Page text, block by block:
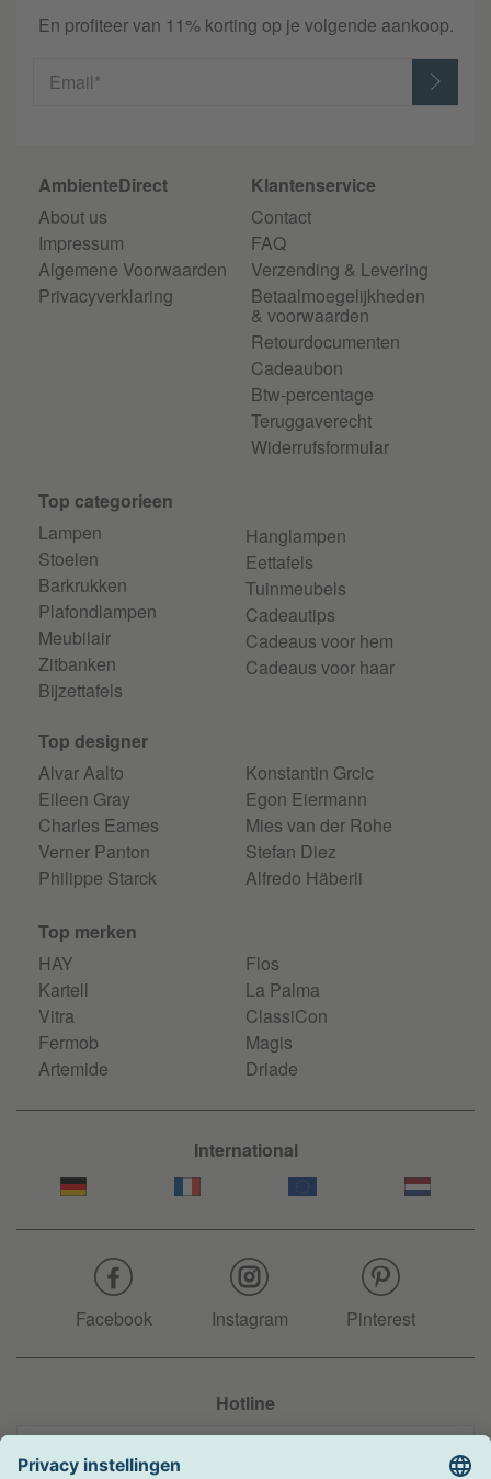
En profiteer van 11% korting op je volgende aankoop.
Email*
AmbienteDirect
About us
Impressum
Algemene Voorwaarden
Privacyverklaring
Klantenservice
Contact
FAQ
Verzending & Levering
Betaalmoegelijkheden
& voorwaarden
Retourdocumenten
Cadeaubon
Btw-percentage
Teruggaverecht
Widerrufsformular
Top categorieen
Lampen
Stoelen
Barkrukken
Plafondlampen
Meubilair
Zitbanken
Bijzettafels
Hanglampen
Eettafels
Tuinmeubels
Cadeautips
Cadeaus voor hem
Cadeaus voor haar
Top designer
Alvar Aalto
Eileen Gray
Charles Eames
Verner Panton
Philippe Starck
Konstantin Grcic
Egon Eiermann
Mies van der Rohe
Stefan Diez
Alfredo Häberli
Top merken
HAY
Kartell
Vitra
Fermob
Artemide
Flos
La Palma
ClassiCon
Magis
Driade
International
Facebook Instagram Pinterest
Hotline